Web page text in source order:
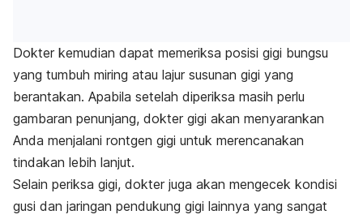
Dokter kemudian dapat memeriksa posisi gigi bungsu
yang tumbuh miring atau lajur susunan gigi yang
berantakan. Apabila setelah diperiksa masih perlu
gambaran penunjang, dokter gigi akan menyarankan
Anda menjalani rontgen gigi untuk merencanakan
tindakan lebih lanjut.
Selain periksa gigi, dokter juga akan mengecek kondisi
gusi dan jaringan pendukung gigi lainnya yang sangat